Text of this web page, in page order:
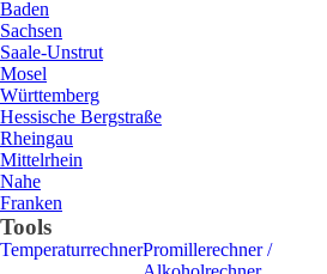
Baden
Sachsen
Saale-Unstrut
Mosel
Württemberg
Hessische Bergstraße
Rheingau
Mittelrhein
Nahe
Franken
Tools
TemperaturrechnerPromillerechner /